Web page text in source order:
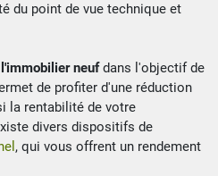
du point de vue technique et
neufdans l'objectif de
de profiter d'une réduction
la rentabilité de votre
divers dispositifs de
, qui vous offrent un rendement